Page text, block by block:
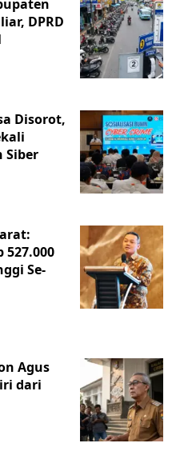
DPRD
Disorot,
Siber
Se-
Agus
dari